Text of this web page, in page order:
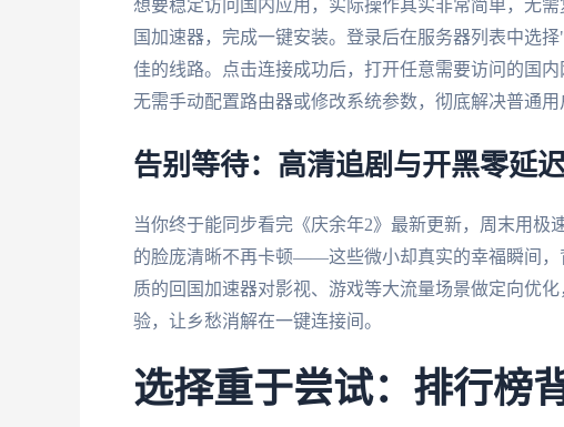
想要稳定访问国内应用，实际操作其实非常简单，无
国加速器，完成一键安装。登录后在服务器列表中选
佳的线路。点击连接成功后，打开任意需要访问的国
无需手动配置路由器或修改系统参数，彻底解决普通用
告别等待：高清追剧与开黑零延
当你终于能同步看完《庆余年2》最新更新，周末用
的脸庞清晰不再卡顿——这些微小却真实的幸福瞬间
质的回国加速器对影视、游戏等大流量场景做定向优
验，让乡愁消解在一键连接间。
选择重于尝试：排行榜